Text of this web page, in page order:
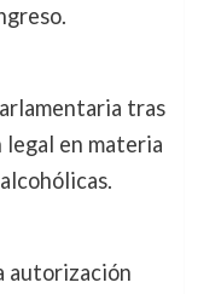
tras
legal en materia
autorización